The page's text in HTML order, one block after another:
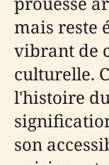
mais reste
vibrant de
culturelle.
l'histoire
son